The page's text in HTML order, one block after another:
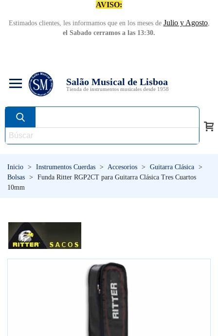
AVISO:
Estimados clientes, les informamos que en los meses de Julio y Agosto,
el Sabado cerramos a las 13:30.
Salão Musical de Lisboa
Tienda de instrumentos musicales desde 1958
Inicio > Instrumentos Cuerdas > Accesorios > Guitarra Clásica >
Bolsas >
Funda Ritter RGP2CT para Guitarra Clásica Tres Cuartos
10mm